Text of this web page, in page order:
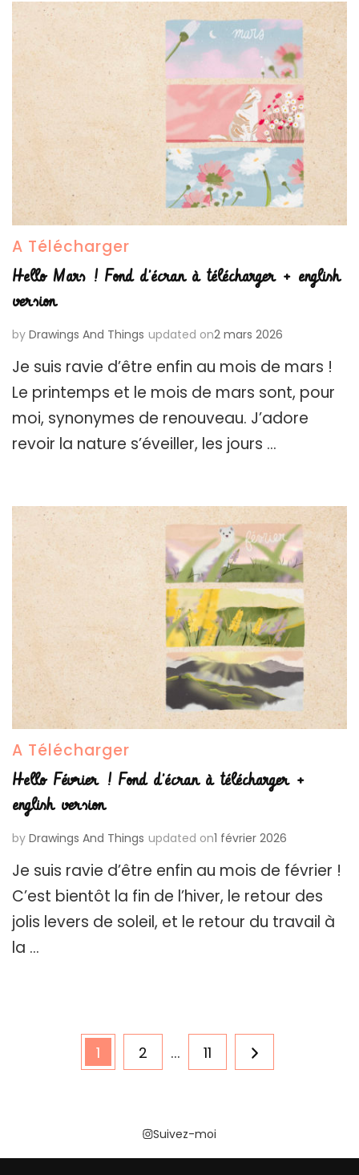
A Télécharger
Hello Mars ! Fond d’écran à télécharger + english
version
by Drawings And Things updated on2 mars 2026
Je suis ravie d’être enfin au mois de mars !
Le printemps et le mois de mars sont, pour
moi, synonymes de renouveau. J’adore
revoir la nature s’éveiller, les jours …
A Télécharger
Hello Février ! Fond d’écran à télécharger +
english version
by Drawings And Things updated on1 février 2026
Je suis ravie d’être enfin au mois de février !
C’est bientôt la fin de l’hiver, le retour des
jolis levers de soleil, et le retour du travail à
la …
Pagination
Page
1 Page
2 … Page
11
Suivez-moi